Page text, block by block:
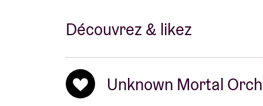
Découvrez & likez
Unknown Mortal